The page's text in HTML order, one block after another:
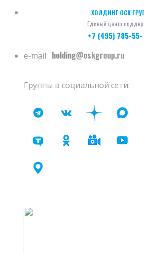
ХОЛДИНГ ОСК
Единый центр
+7 (495) 785-55-
e-mail: holding@oskgroup.ru
Группы в социальной сети: